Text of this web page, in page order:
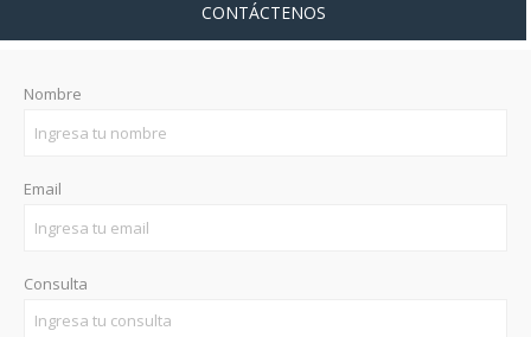
CONTÁCTENOS
Nombre
Email
Consulta